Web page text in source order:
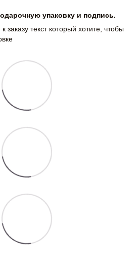
упаковку и подпись.
заказу текст который хотите, чтобы